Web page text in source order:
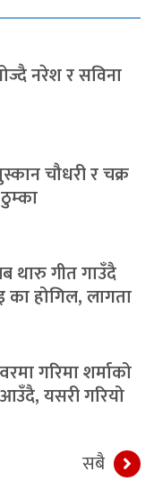
नरेश र सविना
चौधरी र चक्र
थारु गीत गाउँदै
का होगिल, लागता
गरिमा शर्माको
यसरी गरियो
सबै